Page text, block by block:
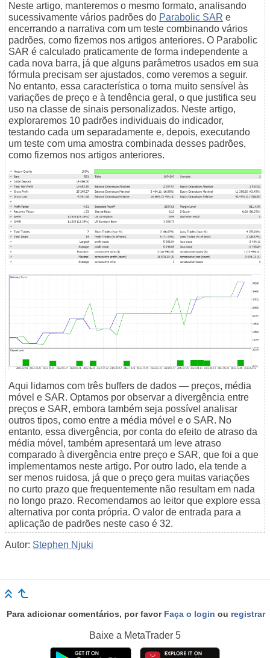
Neste artigo, manteremos o mesmo formato, analisando
sucessivamente vários padrões do Parabolic SAR e
encerrando a narrativa com um teste combinando vários
padrões, como fizemos nos artigos anteriores. O Parabolic
SAR é calculado praticamente de forma independente a
cada nova barra, já que alguns parâmetros usados em sua
fórmula precisam ser ajustados, como veremos a seguir.
No entanto, essa característica o torna muito sensível às
variações de preço e à tendência geral, o que justifica seu
uso na classe de sinais personalizados. Neste artigo,
exploraremos 10 padrões individuais do indicador,
testando cada um separadamente e, depois, executando
um teste com uma amostra combinada desses padrões,
como fizemos nos artigos anteriores.
Aqui lidamos com três buffers de dados — preços, média
móvel e SAR. Optamos por observar a divergência entre
preços e SAR, embora também seja possível analisar
outros tipos, como entre a média móvel e o SAR. No
entanto, essa divergência, por conta do efeito de atraso da
média móvel, também apresentará um leve atraso
comparado à divergência entre preço e SAR, que foi a que
implementamos neste artigo. Por outro lado, ela tende a
ser menos ruidosa, já que o preço gera muitas variações
no curto prazo que frequentemente não resultam em nada
no longo prazo. Recomendamos ao leitor que explore essa
alternativa por conta própria. O valor de entrada para a
aplicação de padrões neste caso é 32.
Autor: Stephen Njuki
Para adicionar comentários, por favor Faça o login ou registrar
Baixe a MetaTrader 5